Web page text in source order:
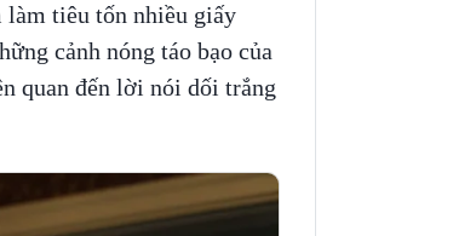
tiêu tốn nhiều giấy
cảnh nóng táo bạo của
quan đến lời nói dối trắng